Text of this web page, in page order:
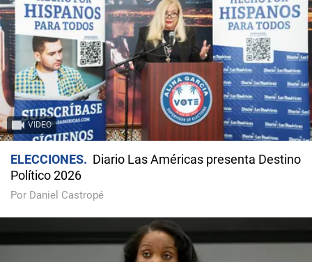
VIDEO
ELECCIONES
Diario Las Américas presenta Destino
Político 2026
Por Daniel Castropé